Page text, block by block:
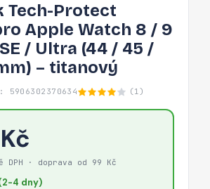
SE
/
Ultra
(44
Tech-Protect
Apple Watch 8 / 9
SE / Ultra (44 / 45 /
– titanový
5906302370634 (1)
DPH · doprava od 99 Kč
4 dny)